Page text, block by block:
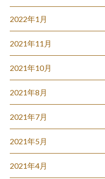
2022年1月
2021年11月
2021年10月
2021年8月
2021年7月
2021年5月
2021年4月